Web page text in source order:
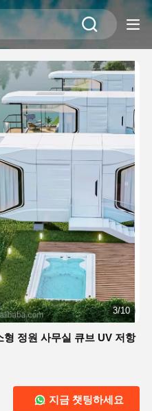
3/10
정원 사무실 큐브 UV 저항
지금 챗팅하세요